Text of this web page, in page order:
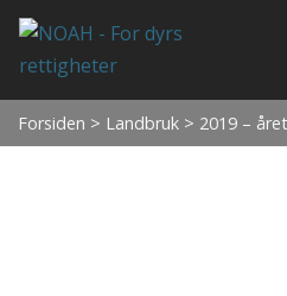
Forsiden > Landbruk > 2019 –